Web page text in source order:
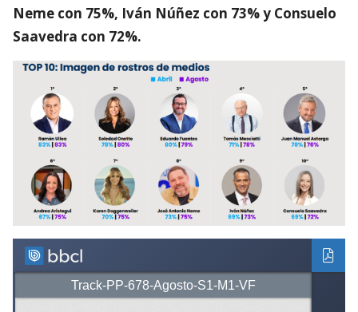
Neme con 75%, Iván Núñez con 73% y Consuelo
Saavedra con 72%.